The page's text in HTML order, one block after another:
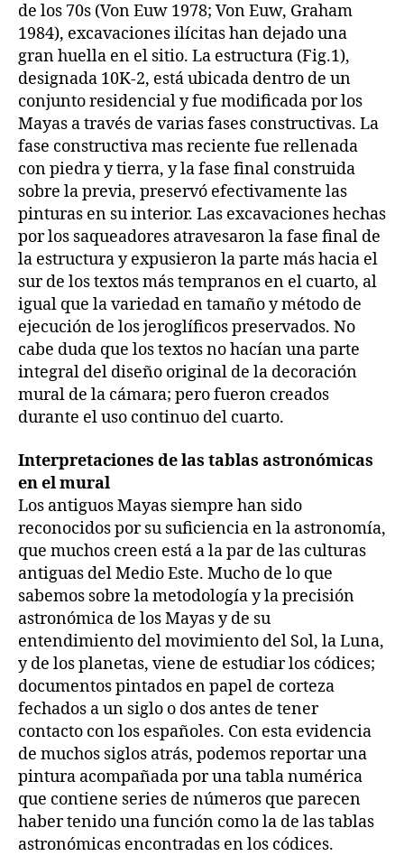
de los 70s (Von Euw 1978; Von Euw, Graham
1984), excavaciones ilícitas han dejado una
gran huella en el sitio. La estructura (Fig.1),
designada 10K-2, está ubicada dentro de un
conjunto residencial y fue modificada por los
Mayas a través de varias fases constructivas. La
fase constructiva mas reciente fue rellenada
con piedra y tierra, y la fase final construida
sobre la previa, preservó efectivamente las
pinturas en su interior. Las excavaciones hechas
por los saqueadores atravesaron la fase final de
la estructura y expusieron la parte más hacia el
sur de los textos más tempranos en el cuarto, al
igual que la variedad en tamaño y método de
ejecución de los jeroglíficos preservados. No
cabe duda que los textos no hacían una parte
integral del diseño original de la decoración
mural de la cámara; pero fueron creados
durante el uso continuo del cuarto.
Interpretaciones de las tablas astronómicas
en el mural
Los antiguos Mayas siempre han sido
reconocidos por su suficiencia en la astronomía,
que muchos creen está a la par de las culturas
antiguas del Medio Este. Mucho de lo que
sabemos sobre la metodología y la precisión
astronómica de los Mayas y de su
entendimiento del movimiento del Sol, la Luna,
y de los planetas, viene de estudiar los códices;
documentos pintados en papel de corteza
fechados a un siglo o dos antes de tener
contacto con los españoles. Con esta evidencia
de muchos siglos atrás, podemos reportar una
pintura acompañada por una tabla numérica
que contiene series de números que parecen
haber tenido una función como la de las tablas
astronómicas encontradas en los códices.